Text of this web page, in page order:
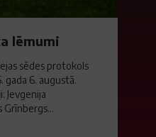
lēmumi
sēdes protokols
gada 6. augustā.
Jevgenija
Grīnbergs...